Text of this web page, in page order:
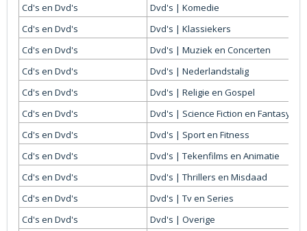
Cd's en Dvd's
Dvd's | Komedie
Cd's en Dvd's
Dvd's | Klassiekers
Cd's en Dvd's
Dvd's | Muziek en Concerten
Cd's en Dvd's
Dvd's | Nederlandstalig
Cd's en Dvd's
Dvd's | Religie en Gospel
Cd's en Dvd's
Dvd's | Science Fiction en Fantasy
Cd's en Dvd's
Dvd's | Sport en Fitness
Cd's en Dvd's
Dvd's | Tekenfilms en Animatie
Cd's en Dvd's
Dvd's | Thrillers en Misdaad
Cd's en Dvd's
Dvd's | Tv en Series
Cd's en Dvd's
Dvd's | Overige